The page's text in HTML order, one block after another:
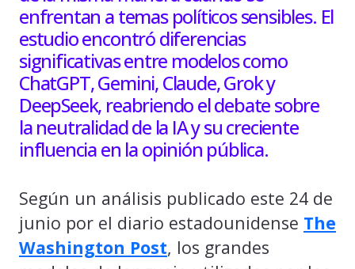
enfrentan a temas políticos sensibles. El
estudio encontró diferencias
significativas entre modelos como
ChatGPT, Gemini, Claude, Grok y
DeepSeek, reabriendo el debate sobre
la neutralidad de la IA y su creciente
influencia en la opinión pública.
Según un análisis publicado este 24 de
junio por el diario estadounidense The
Washington Post, los grandes